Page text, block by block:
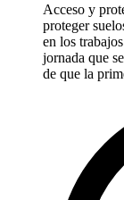
Acceso y
proteger
en los
jornada que
de que la